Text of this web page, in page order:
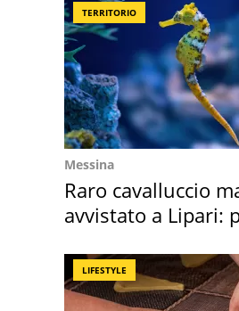
TERRITORIO
Messina
Raro cavalluccio
avvistato a Lipari:
LIFESTYLE